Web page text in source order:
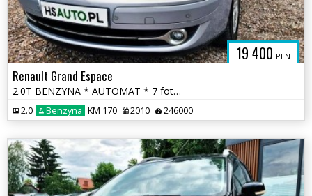
19 400 PLN
Renault Grand Espace
2.0T BENZYNA * AUTOMAT * 7 foteli * GRAND * 2x PDC * polecamy * okazja
2.0 Benzyna KM 170 2010 246000